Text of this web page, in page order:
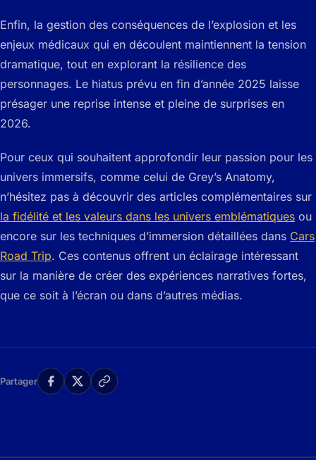
Enfin, la gestion des conséquences de l’explosion et les
enjeux médicaux qui en découlent maintiennent la tension
dramatique, tout en explorant la résilience des
personnages. Le hiatus prévu en fin d’année 2025 laisse
présager une reprise intense et pleine de surprises en
2026.
Pour ceux qui souhaitent approfondir leur passion pour les
univers immersifs, comme celui de Grey’s Anatomy,
n’hésitez pas à découvrir des articles complémentaires sur
la fidélité et les valeurs dans les univers emblématiques ou
encore sur les techniques d’immersion détaillées dans Cars
Road Trip. Ces contenus offrent un éclairage intéressant
sur la manière de créer des expériences narratives fortes,
que ce soit à l’écran ou dans d’autres médias.
Partager